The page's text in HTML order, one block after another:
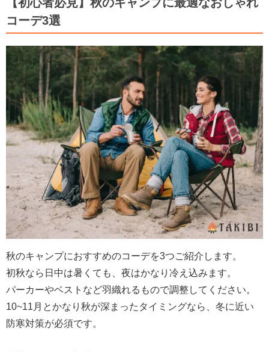
コーデ3選
秋のキャンプにおすすめのコーデを3つご紹介します。
初秋なら日中は暑くても、夜はかなり冷え込みます。
パーカーやベストなど羽織れるもので調整してください。
10~11月とかなり秋が深まったタイミングなら、冬に近い
防寒対策が必須です。